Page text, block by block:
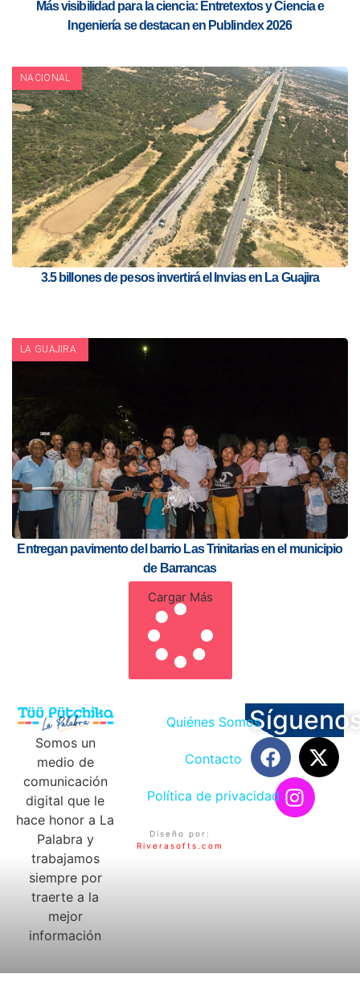
Más visibilidad para la ciencia: Entretextos y Ciencia e
Ingeniería se destacan en Publindex 2026
NACIONAL
3.5 billones de pesos invertirá el Invias en La Guajira
LA GUAJIRA
Entregan pavimento del barrio Las Trinitarias en el municipio
de Barrancas
Cargar Más
Somos un
medio de
comunicación
digital que le
hace honor a La
Palabra y
trabajamos
siempre por
traerte a la
mejor
información
Quiénes Somos
Contacto
Política de privacidad
Diseño por:
Riverasofts.com